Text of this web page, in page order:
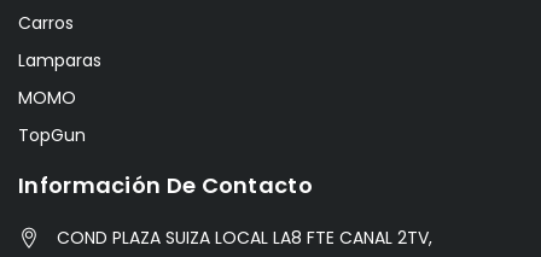
Carros
Lamparas
MOMO
TopGun
Información De Contacto
COND PLAZA SUIZA LOCAL LA8 FTE CANAL 2TV,